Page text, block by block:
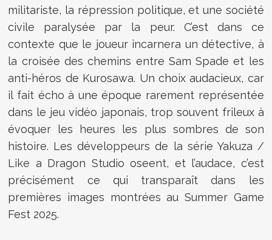
militariste, la répression politique, et une société
civile paralysée par la peur. C’est dans ce
contexte que le joueur incarnera un détective, à
la croisée des chemins entre Sam Spade et les
anti-héros de Kurosawa. Un choix audacieux, car
il fait écho à une époque rarement représentée
dans le jeu vidéo japonais, trop souvent frileux à
évoquer les heures les plus sombres de son
histoire. Les développeurs de la série Yakuza /
Like a Dragon Studio oseent, et l’audace, c’est
précisément ce qui transparaît dans les
premières images montrées au Summer Game
Fest 2025.